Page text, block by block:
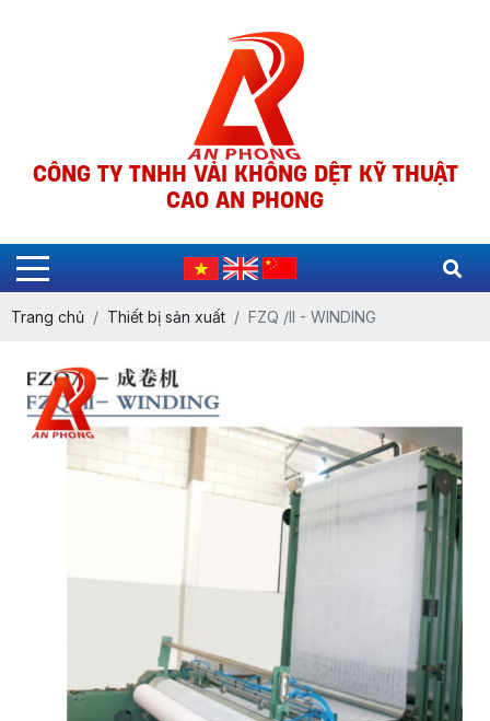
CÔNG TY TNHH VẢI KHÔNG DỆT KỸ THUẬT
CAO AN PHONG
Trang chủ Thiết bị sản xuất FZQ /II - WINDING